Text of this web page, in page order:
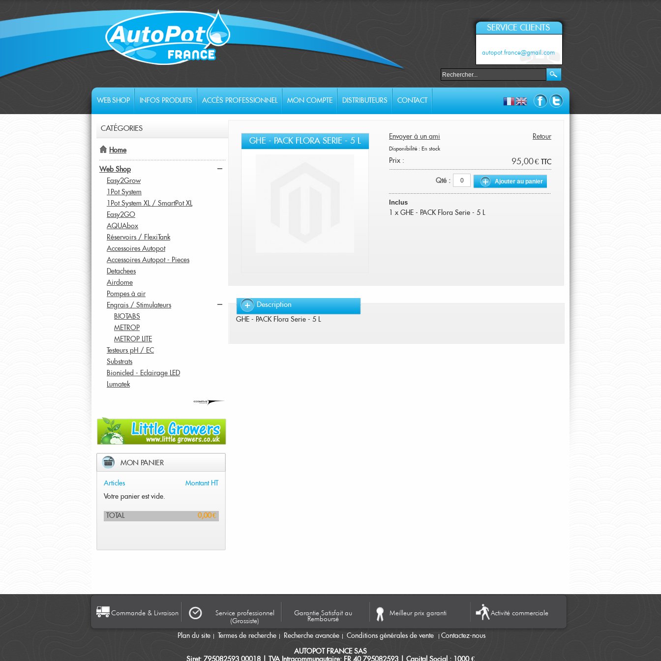
SERVICE CLIENTS
autopot.france@gmail.com
WEB SHOP INFOS PRODUITS ACCÈS PROFESSIONNEL MON COMPTE DISTRIBUTEURS CONTACT
Retour
Envoyer à un ami
Disponibilité : En stock
Prix : 95,00 € TTC
Qté : Ajouter au panier
Inclus
1 x GHE - PACK Flora Serie - 5 L
GHE - PACK FLORA SERIE - 5 L
Description
GHE - PACK Flora Serie - 5 L
CATÉGORIES
Home
Web Shop
Easy2Grow
1Pot System
1Pot System XL / SmartPot XL
Easy2GO
AQUAbox
Réservoirs / FlexiTank
Accessoires Autopot
Accessoires Autopot - Pieces
Detachees
Airdome
Pompes à air
Engrais / Stimulateurs
BIOTABS
METROP
METROP LITE
Testeurs pH / EC
Substrats
Bionicled - Eclairage LED
Lumatek
MON PANIER
Articles
Montant HT
Votre panier est vide.
TOTAL 0,00 €
Commande & Livraison
Service professionnel
(Grossiste)
Garantie Satisfait au
Remboursé
Meilleur prix garanti Activité commerciale
Plan du site Termes de recherche Recherche avancée Conditions générales de vente
Contactez-nous
AUTOPOT FRANCE SAS